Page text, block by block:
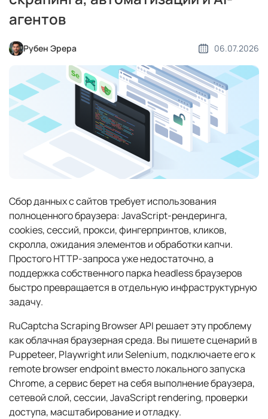
агентов
Рубен Эрера 06.07.2026
Сбор данных с сайтов требует использования
полноценного браузера: JavaScript-рендеринга,
cookies, сессий, прокси, фингерпринтов, кликов,
скролла, ожидания элементов и обработки капчи.
Простого HTTP-запроса уже недостаточно, а
поддержка собственного парка headless браузеров
быстро превращается в отдельную инфраструктурную
задачу.
RuCaptcha Scraping Browser API решает эту проблему
как облачная браузерная среда. Вы пишете сценарий в
Puppeteer, Playwright или Selenium, подключаете его к
remote browser endpoint вместо локального запуска
Chrome, а сервис берет на себя выполнение браузера,
сетевой слой, сессии, JavaScript rendering, проверки
доступа, масштабирование и отладку.